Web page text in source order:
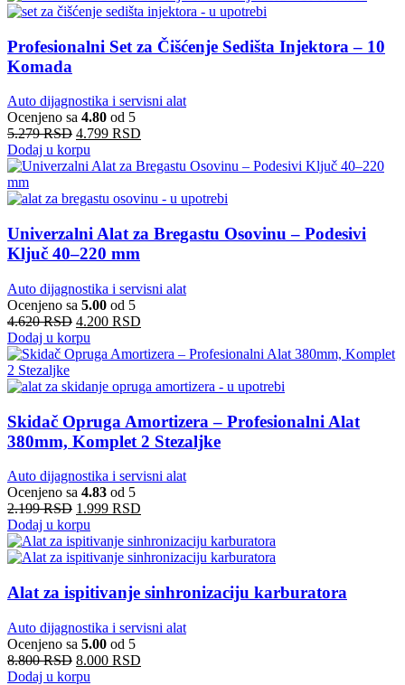
Profesionalni Set za Čišćenje Sedišta Injektora – 10
Komada
Auto dijagnostika i servisni alat
Ocenjeno sa 4.80 od 5
5.279RSD 4.799 RSD
Dodaj u korpu
Univerzalni Alat za Bregastu Osovinu – Podesivi
Ključ 40–220 mm
Auto dijagnostika i servisni alat
Ocenjeno sa 5.00 od 5
4.620RSD 4.200 RSD
Dodaj u korpu
Skidač Opruga Amortizera – Profesionalni Alat
380mm, Komplet 2 Stezaljke
Auto dijagnostika i servisni alat
Ocenjeno sa 4.83 od 5
2.199RSD 1.999 RSD
Dodaj u korpu
Alat za ispitivanje sinhronizaciju karburatora
Auto dijagnostika i servisni alat
Ocenjeno sa 5.00 od 5
8.800RSD 8.000 RSD
Dodaj u korpu